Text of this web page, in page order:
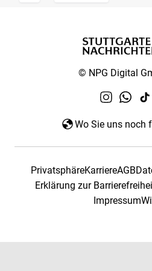
© NPG Digital
Wo Sie uns noch
PrivatsphäreKarriereAGB
Erklärung zur
Impressum